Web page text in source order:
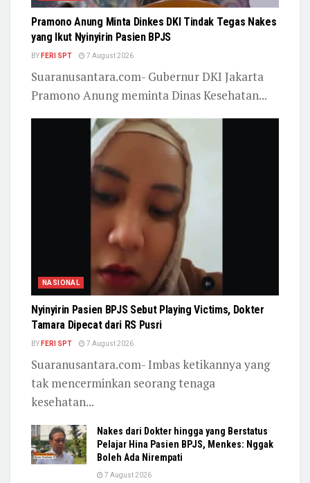
Pramono Anung Minta Dinkes DKI Tindak Tegas Nakes
yang Ikut Nyinyirin Pasien BPJS
BY FERI SPT 7 August 2026
Suaranusantara.com- Gubernur DKI Jakarta
Pramono Anung meminta Dinas Kesehatan...
NASIONAL
Nyinyirin Pasien BPJS Sebut Playing Victims, Dokter
Tamara Dipecat dari RS Pusri
BY FERI SPT 7 August 2026
Suaranusantara.com- Imbas ketikannya yang
tak mencerminkan seorang tenaga
kesehatan...
Nakes dari Dokter hingga yang Berstatus
Pelajar Hina Pasien BPJS, Menkes: Nggak
Boleh Ada Nirempati
7 August 2026